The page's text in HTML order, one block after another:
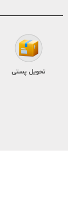
تحویل پستی